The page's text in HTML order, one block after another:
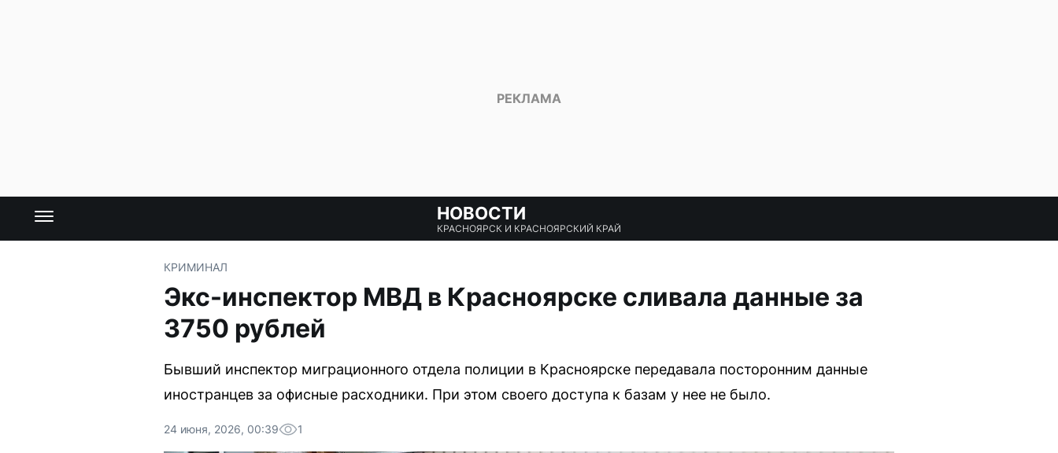
НОВОСТИ
КРАСНОЯРСК И КРАСНОЯРСКИЙ КРАЙ
КРИМИНАЛ
Экс-инспектор МВД в Красноярске сливала данные за
3750 рублей
Бывший инспектор миграционного отдела полиции в Красноярске передавала посторонним данные
иностранцев за офисные расходники. При этом своего доступа к базам у нее не было.
24 июня, 2026, 00:39 1